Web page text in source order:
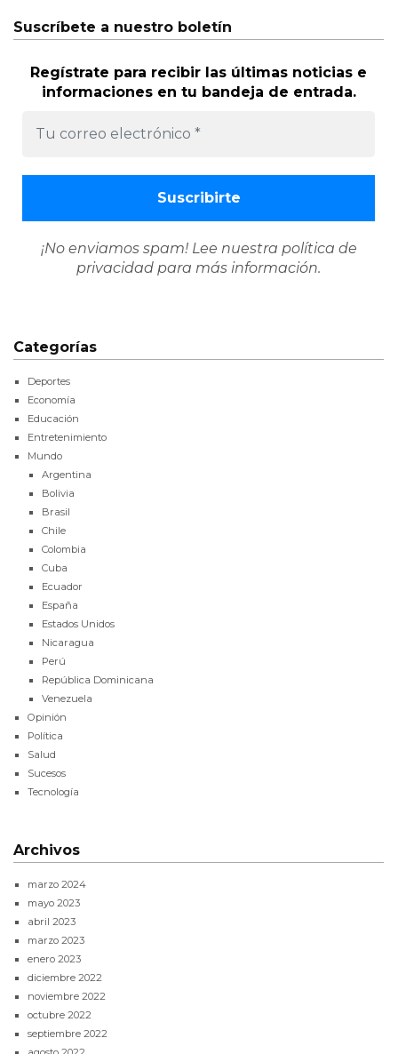
Suscríbete a nuestro boletín
Regístrate para recibir las últimas noticias e
informaciones en tu bandeja de entrada.
¡No enviamos spam! Lee nuestra política de
privacidad para más información.
Categorías
Deportes
Economía
Educación
Entretenimiento
Mundo
Argentina
Bolivia
Brasil
Chile
Colombia
Cuba
Ecuador
España
Estados Unidos
Nicaragua
Perú
República Dominicana
Venezuela
Opinión
Política
Salud
Sucesos
Tecnología
Archivos
marzo 2024
mayo 2023
abril 2023
marzo 2023
enero 2023
diciembre 2022
noviembre 2022
octubre 2022
septiembre 2022